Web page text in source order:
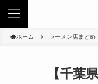
ホーム ラーメン店まとめ
【千葉